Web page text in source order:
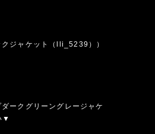
ジャケット（lli_5239））
ークグリーングレージャケ
▼